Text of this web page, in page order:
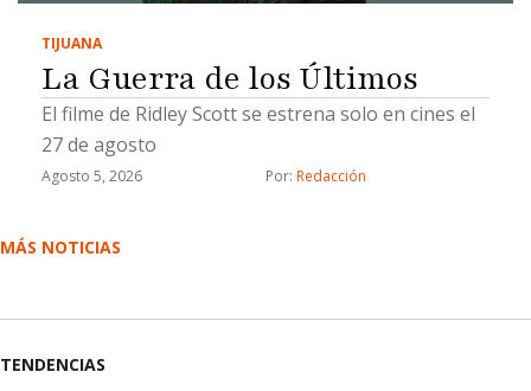
TIJUANA
La Guerra de los Últimos
El filme de Ridley Scott se estrena solo en cines el
27 de agosto
Agosto 5, 2026 Por: Redacción
MÁS NOTICIAS
TENDENCIAS